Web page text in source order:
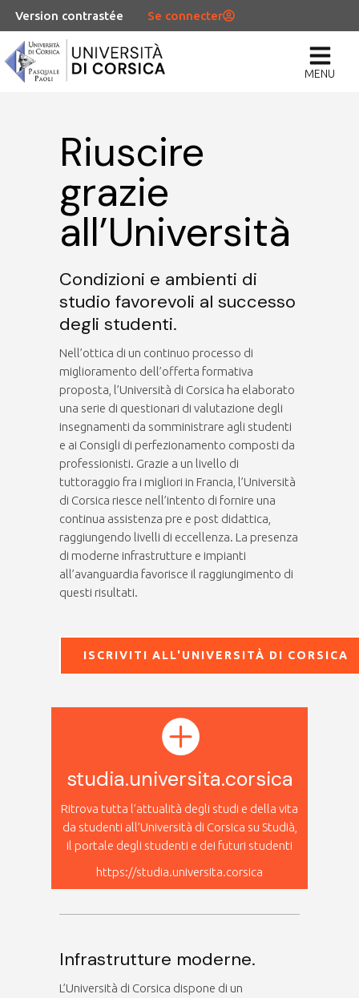
Version contrastée Se connecter
MENU
Riuscire
grazie
all’Università
Condizioni e ambienti di
studio favorevoli al successo
degli studenti.
Nell’ottica di un continuo processo di
miglioramento dell’offerta formativa
proposta, l’Università di Corsica ha elaborato
una serie di questionari di valutazione degli
insegnamenti da somministrare agli studenti
e ai Consigli di perfezionamento composti da
professionisti. Grazie a un livello di
tuttoraggio fra i migliori in Francia, l’Università
di Corsica riesce nell’intento di fornire una
continua assistenza pre e post didattica,
raggiungendo livelli di eccellenza. La presenza
di moderne infrastrutture e impianti
all’avanguardia favorisce il raggiungimento di
questi risultati.
ISCRIVITI ALL'UNIVERSITÀ DI CORSICA
studia.universita.corsica
Ritrova tutta l’attualità degli studi e della vita
da studenti all’Università di Corsica su Studià,
il portale degli studenti e dei futuri studenti
https://studia.universita.corsica
Infrastrutture moderne.
L’Università di Corsica dispone di un